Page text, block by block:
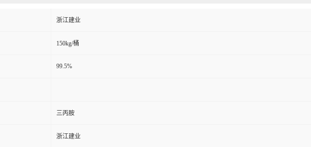
浙江建业
150kg/桶
99.5%
三丙胺
浙江建业